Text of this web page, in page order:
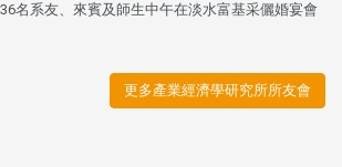
名系友、來賓及師生中午在淡水富基采儷婚宴會
更多產業經濟學研究所所友會